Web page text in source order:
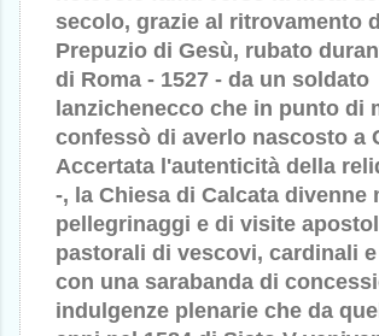
secolo, grazie al ritrovamento
Prepuzio di Gesù, rubato
di Roma - 1527 - da un soldato
lanzichenecco che in punto di
confessò di averlo nascosto a
Accertata l'autenticità della
-, la Chiesa di Calcata divenne
pellegrinaggi e di visite
pastorali di vescovi, cardinali
con una sarabanda di
indulgenze plenarie che da